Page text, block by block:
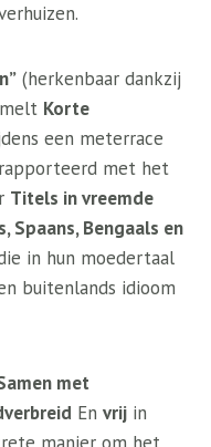
(herkenbaar dankzij
Korte
een meterrace
met het
Titels in vreemde
Spaans, Bengaals en
in hun moedertaal
buitenlands idioom
met
En vrij in